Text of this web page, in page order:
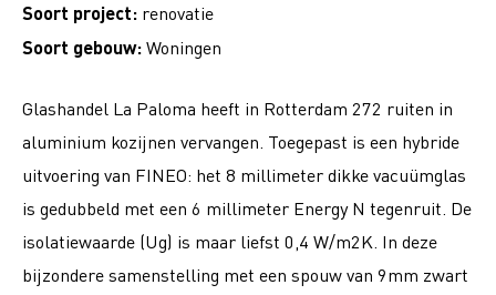
Soort project: renovatie
Soort gebouw: Woningen
Glashandel La Paloma heeft in Rotterdam 272 ruiten in
aluminium kozijnen vervangen. Toegepast is een hybride
uitvoering van FINEO: het 8 millimeter dikke vacuümglas
is gedubbeld met een 6 millimeter Energy N tegenruit. De
isolatiewaarde (Ug) is maar liefst 0,4 W/m2K. In deze
bijzondere samenstelling met een spouw van 9mm zwart